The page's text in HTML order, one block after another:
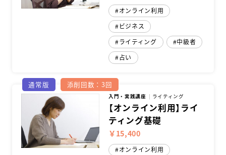
オンライン利用
ビジネス
ライティング
中級者
占い
通常版 添削回数：3回
入門・実践講座 ライティング
【オンライン利用】ライ
ティング基礎
￥15,400
オンライン利用